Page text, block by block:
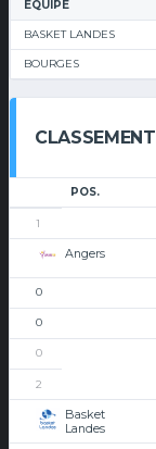
ÉQUIPE
BASKET LANDES
BOURGES
CLASSEMENT
POS.
1
Angers
0
0
0
2
Basket
Landes